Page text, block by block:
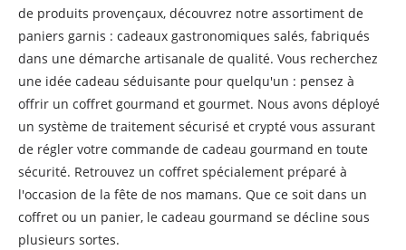
de produits provençaux, découvrez notre assortiment de
paniers garnis : cadeaux gastronomiques salés, fabriqués
dans une démarche artisanale de qualité. Vous recherchez
une idée cadeau séduisante pour quelqu'un : pensez à
offrir un coffret gourmand et gourmet. Nous avons déployé
un système de traitement sécurisé et crypté vous assurant
de régler votre commande de cadeau gourmand en toute
sécurité. Retrouvez un coffret spécialement préparé à
l'occasion de la fête de nos mamans. Que ce soit dans un
coffret ou un panier, le cadeau gourmand se décline sous
plusieurs sortes.